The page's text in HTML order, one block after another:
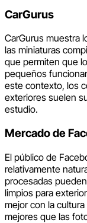
CarGurus
CarGurus muestra
las miniaturas
que permiten que
pequeños
este contexto, los
exteriores suelen
estudio.
Mercado de
El público de
relativamente
procesadas
limpios para
mejor con la
mejores que las